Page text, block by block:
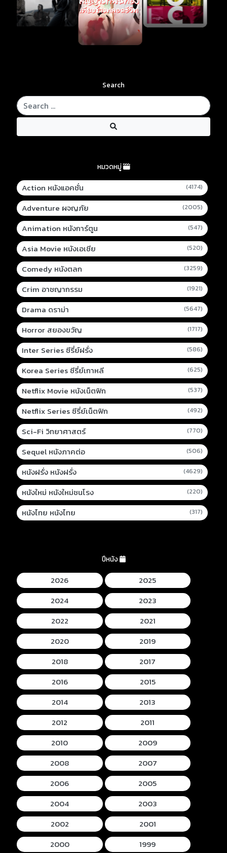
Search
หมวดหมู่
Action หนังแอคชั่น (4174)
Adventure ผจญภัย (2005)
Animation หนังการ์ตูน (547)
Asia Movie หนังเอเชีย (520)
Comedy หนังตลก (3259)
Crim อาชญากรรม (1921)
Drama ดราม่า (5647)
Horror สยองขวัญ (1717)
Inter Series ซีรี่ย์ฝรั่ง (586)
Korea Series ซีรี่ย์เกาหลี (625)
Netflix Movie หนังเน็ตฟิก (537)
Netflix Series ซีรี่ย์เน็ตฟิก (492)
Sci-Fi วิทยาศาสตร์ (770)
Sequel หนังภาคต่อ (506)
หนังฝรั่ง หนังฝรั่ง (4629)
หนังใหม่ หนังใหม่ชนโรง (220)
หนังไทย หนังไทย (317)
ปีหนัง
2026
2025
2024
2023
2022
2021
2020
2019
2018
2017
2016
2015
2014
2013
2012
2011
2010
2009
2008
2007
2006
2005
2004
2003
2002
2001
2000
1999